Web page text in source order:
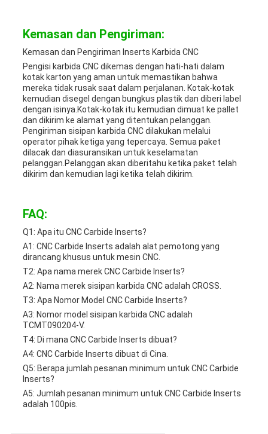
Kemasan dan Pengiriman:
Kemasan dan Pengiriman Inserts Karbida CNC
Pengisi karbida CNC dikemas dengan hati-hati dalam
kotak karton yang aman untuk memastikan bahwa
mereka tidak rusak saat dalam perjalanan. Kotak-kotak
kemudian disegel dengan bungkus plastik dan diberi label
dengan isinya.Kotak-kotak itu kemudian dimuat ke pallet
dan dikirim ke alamat yang ditentukan pelanggan.
Pengiriman sisipan karbida CNC dilakukan melalui
operator pihak ketiga yang tepercaya. Semua paket
dilacak dan diasuransikan untuk keselamatan
pelanggan.Pelanggan akan diberitahu ketika paket telah
dikirim dan kemudian lagi ketika telah dikirim.
FAQ:
Q1: Apa itu CNC Carbide Inserts?
A1: CNC Carbide Inserts adalah alat pemotong yang
dirancang khusus untuk mesin CNC.
T2: Apa nama merek CNC Carbide Inserts?
A2: Nama merek sisipan karbida CNC adalah CROSS.
T3: Apa Nomor Model CNC Carbide Inserts?
A3: Nomor model sisipan karbida CNC adalah
TCMT090204-V.
T4: Di mana CNC Carbide Inserts dibuat?
A4: CNC Carbide Inserts dibuat di Cina.
Q5: Berapa jumlah pesanan minimum untuk CNC Carbide
Inserts?
A5: Jumlah pesanan minimum untuk CNC Carbide Inserts
adalah 100pis.